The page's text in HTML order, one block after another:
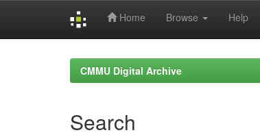
Home Browse Help
CMMU Digital Archive
Search